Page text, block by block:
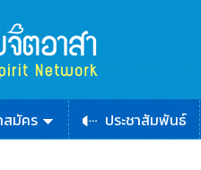
สมัคร ประชาสัมพันธ์